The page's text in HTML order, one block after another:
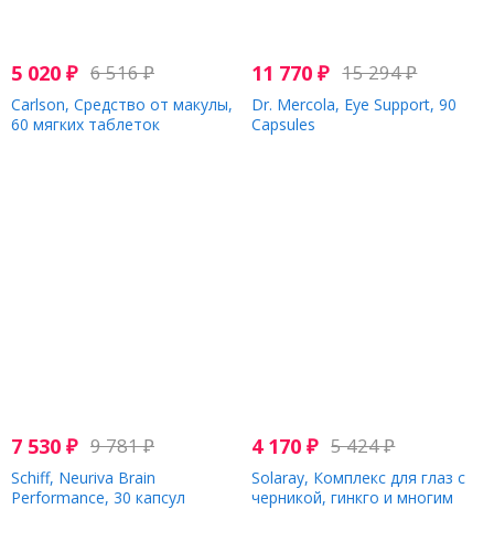
5 020 ₽ 6 516₽
Carlson, Средство от макулы,
60 мягких таблеток
11 770₽ 15 294₽
Dr. Mercola, Eye Support, 90
Capsules
7 530 ₽ 9 781₽
Schiff, Neuriva Brain
Performance, 30 капсул
4 170₽ 5 424₽
Solaray, Комплекс для глаз с
черникой, гинкго и многим